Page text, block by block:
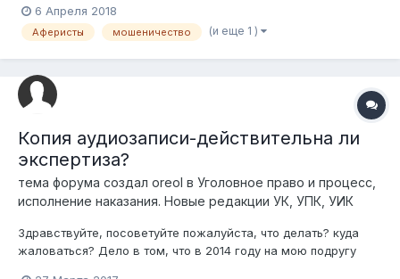
Несколько лет назад у меня вышла неприятность с
человеком, меня нанял как рабочего, выполнить работы, тут
6 Апреля 2018
Аферисты мошеничество (и еще 1 )
Копия аудиозаписи-действительна ли
экспертиза?
тема форума создал oreol в Уголовное право и процесс,
исполнение наказания. Новые редакции УК, УПК, УИК
Здравствуйте, посоветуйте пожалуйста, что делать? куда
жаловаться? Дело в том, что в 2014 году на мою подругу